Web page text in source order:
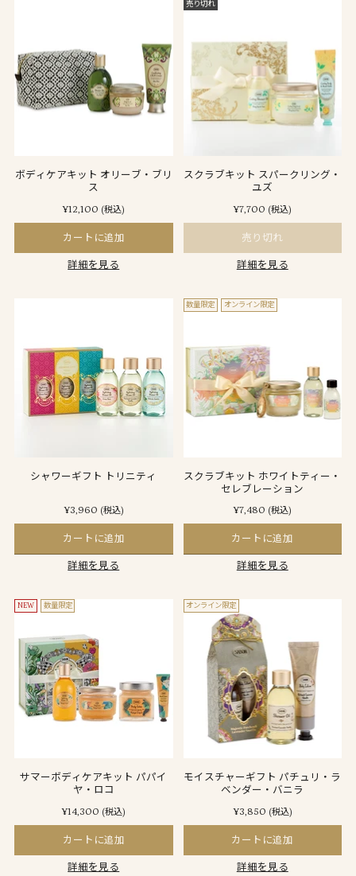
ボディケアキット オリーブ・ブリ
ス
¥12,100 (税込)
カートに追加
詳細を見る
売り切れ
スクラブキット スパークリング・
ユズ
¥7,700 (税込)
売り切れ
詳細を見る
シャワーギフト トリニティ
¥3,960 (税込)
カートに追加
詳細を見る
数量限定 オンライン限定
スクラブキット ホワイトティー・
セレブレーション
¥7,480 (税込)
カートに追加
詳細を見る
NEW 数量限定
サマーボディケアキット パパイ
ヤ・ロコ
¥14,300 (税込)
カートに追加
詳細を見る
オンライン限定
モイスチャーギフト パチュリ・ラ
ベンダー・バニラ
¥3,850 (税込)
カートに追加
詳細を見る